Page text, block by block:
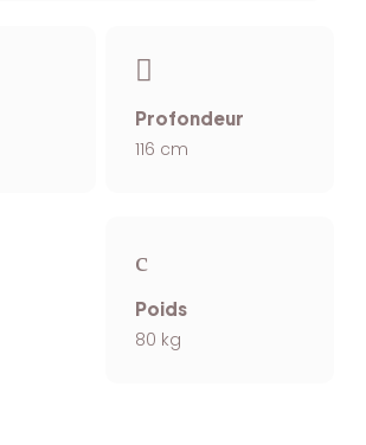
Profondeur
116 cm
Poids
80 kg